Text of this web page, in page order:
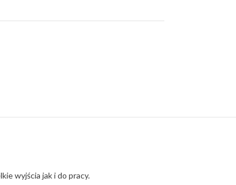
wyjścia jak i do pracy.